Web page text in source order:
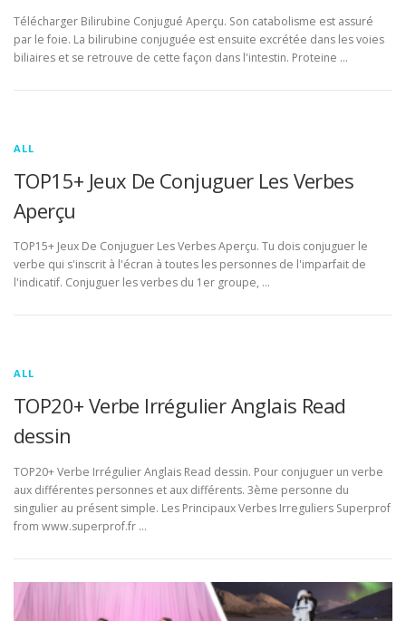
Télécharger Bilirubine Conjugué Aperçu. Son catabolisme est assuré
par le foie. La bilirubine conjuguée est ensuite excrétée dans les voies
biliaires et se retrouve de cette façon dans l'intestin. Proteine …
ALL
TOP15+ Jeux De Conjuguer Les Verbes
Aperçu
TOP15+ Jeux De Conjuguer Les Verbes Aperçu. Tu dois conjuguer le
verbe qui s'inscrit à l'écran à toutes les personnes de l'imparfait de
l'indicatif. Conjuguer les verbes du 1er groupe, …
ALL
TOP20+ Verbe Irrégulier Anglais Read
dessin
TOP20+ Verbe Irrégulier Anglais Read dessin. Pour conjuguer un verbe
aux différentes personnes et aux différents. 3ème personne du
singulier au présent simple. Les Principaux Verbes Irreguliers Superprof
from www.superprof.fr …